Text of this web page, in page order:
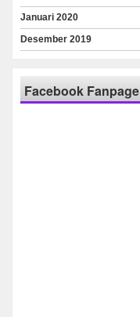
Januari 2020
Desember 2019
Facebook Fanpage